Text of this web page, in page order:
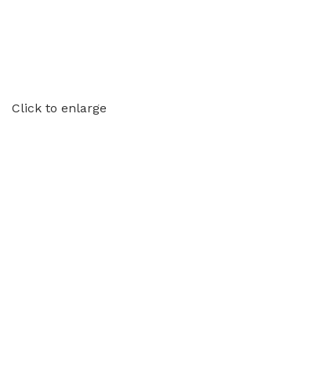
Click to enlarge